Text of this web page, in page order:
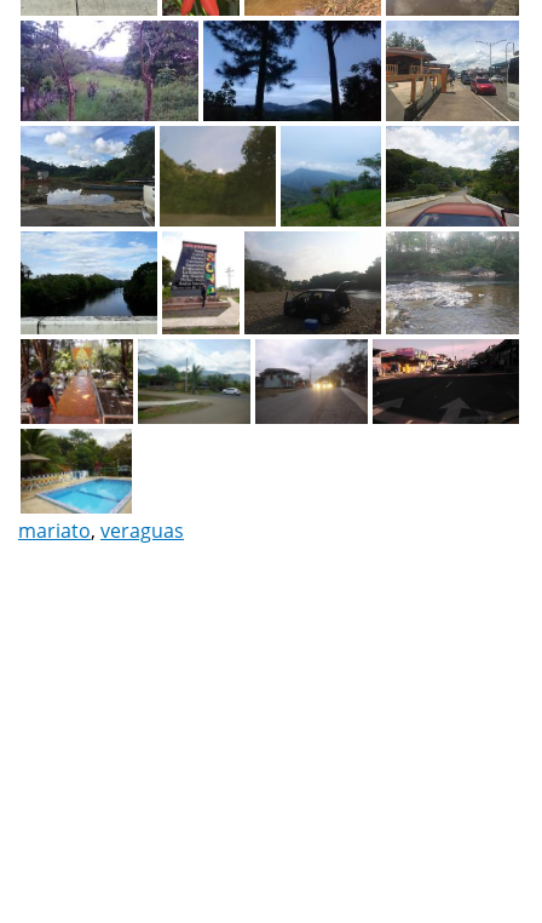
mariato, veraguas